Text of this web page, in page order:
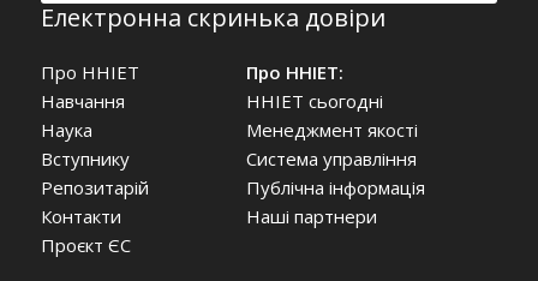
Електронна скринька довіри
Про ННІЕТ
Навчання
Наука
Вступнику
Репозитарій
Контакти
Проєкт ЄС
Про ННІЕТ:
ННІЕТ сьогодні
Менеджмент якості
Система управління
Публічна інформація
Наші партнери